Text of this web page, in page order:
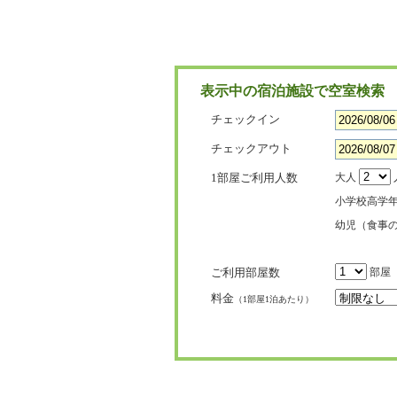
表示中の宿泊施設で空室検索
チェックイン
チェックアウト
1部屋ご利用人数 大人
小学校高学
幼児（食事
ご利用部屋数 部屋
料金 （1部屋1泊あたり）